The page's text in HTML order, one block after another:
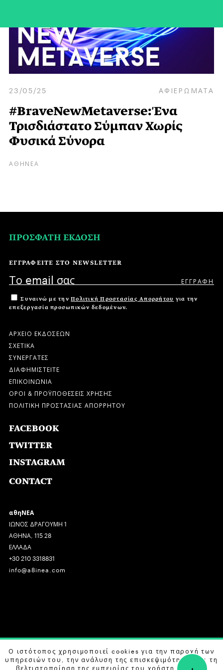
23/05/25 ΑΦΙΕΡΩΜΑΤΑ
#BraveNewMetaverse: Ένα
Τρισδιάστατο Σύμπαν Χωρίς
Φυσικά Σύνορα
ΑΘΗΝΕΑ
ΠΡΟΣΦΑΤΗ ΕΚΔΟΣΗ
ΕΓΓΡΑΦΕΙΤΕ ΣΤΟ NEWSLETTER
Συναινώ με την Πολιτική Προστασίας Απορρήτου για την
επεξεργασία προσωπικών δεδομένων.
ΑΡΧΕΙΟ ΕΚΔΟΣΕΩΝ
ΣΧΕΤΙΚΑ
ΣΥΝΕΡΓΑΤΕΣ
ΔΙΑΦΗΜΙΣΤΕΙΤΕ
ΕΠΙΚΟΙΝΩΝΙΑ
ΟΡΟΙ & ΠΡΟΫΠΟΘΕΣΕΙΣ ΧΡΗΣΗΣ
ΠΟΛΙΤΙΚΗ ΠΡΟΣΤΑΣΙΑΣ ΑΠΟΡΡΗΤΟΥ
FACEBOOK
TWITTER
INSTAGRAM
CONTACT
αθηΝΕΑ
ΙΩΝΟΣ ΔΡΑΓΟΥΜΗ 1
ΑΘΗΝΑ, 115 28
ΕΛΛΑΔΑ
+30 210 3318831
info@a8inea.com
COPYRIGHT © 2026 αθηΝΕΑ, ALL RIGHTS RESERVED.
DESIGN BY G DESIGN STUDIO. DEVELOPED BYB LABS
Ο ιστότοπος χρησιμοποιεί cookies για την παροχή των
υπηρεσιών του, την ανάλυση της επισκεψιμότητας και τη
βελτιστοποίηση της εμπειρίας του χρήστη. Μάθετε